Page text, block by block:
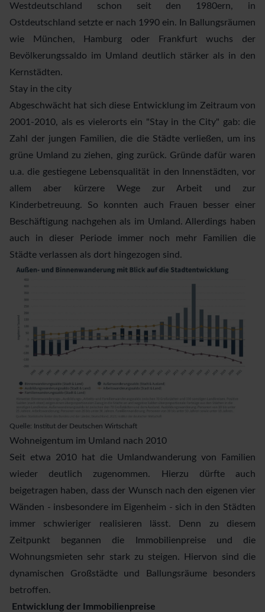
Westdeutschland schon seit den 1980ern, in
Ostdeutschland setzte er nach 1990 ein. In Ballungsräumen
wie München, Hamburg oder Frankfurt wuchs der
Bevölkerungssaldo im Umland deutlich stärker als in den
Kernstädten.
Stay in the city
Abgeschwächt hat sich diese Entwicklung im Zeitraum von
2001-2010, als es vielerorts ein "Stay in the City" gab: die
Zahl der jungen Familien, die die Städte verließen, um ins
grüne Umland zu ziehen, ging zurück. Gründe dafür waren
u.a. die gestiegene Lebensqualität in den Innenstädten, vor
allem aber kürzere Wege zur Arbeit und zur
Kinderbetreuung. So konnten auch Frauen besser einer
Beschäftigung nachgehen als im Umland. Allerdings haben
auch in dieser Periode immer noch mehr Familien die
Städte verlassen als dort hingezogen sind.
Quelle: Institut der Deutschen Wirtschaft
Wohneigentum im Umland nach 2010
Seit etwa 2010 hat die Umlandwanderung von Familien
wieder deutlich zugenommen. Hierzu dürfte auch
beigetragen haben, dass der Wunsch nach den eigenen vier
Wänden - insbesondere im Eigenheim - sich in den Städten
immer schwieriger realisieren lässt. Denn zu diesem
Zeitpunkt begannen die Immobilienpreise und die
Wohnungsmieten sehr stark zu steigen. Hiervon sind die
dynamischen Großstädte und Ballungsräume besonders
betroffen.
Entwicklung der Immobilienpreise